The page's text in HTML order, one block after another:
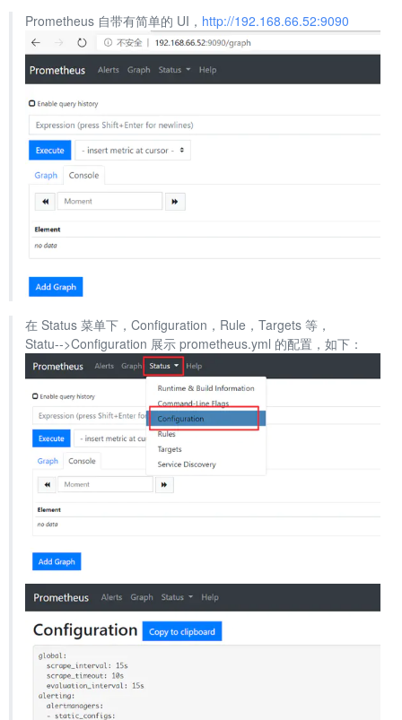
Prometheus 自带有简单的 UI， http://192.168.66.52:9090
在 Status 菜单下，Configuration，Rule，Targets 等，
Statu-->Configuration 展示 prometheus.yml 的配置，如下：